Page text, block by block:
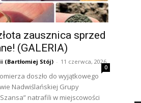
zausznica sprzed
(GALERIA)
(Bartłomiej Stój) - 11 czerwca, 2026
0
doszło do wyjątkowego
Nadwiślańskiej Grupy
natrafili w miejscowości